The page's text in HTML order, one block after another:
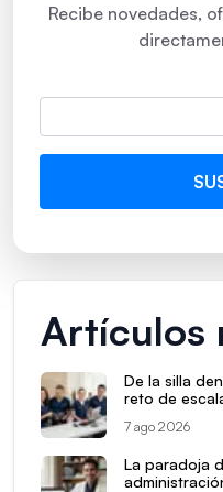
Recibe novedades,
Artículos
De la silla
reto de
7 ago 2026
La paradoja